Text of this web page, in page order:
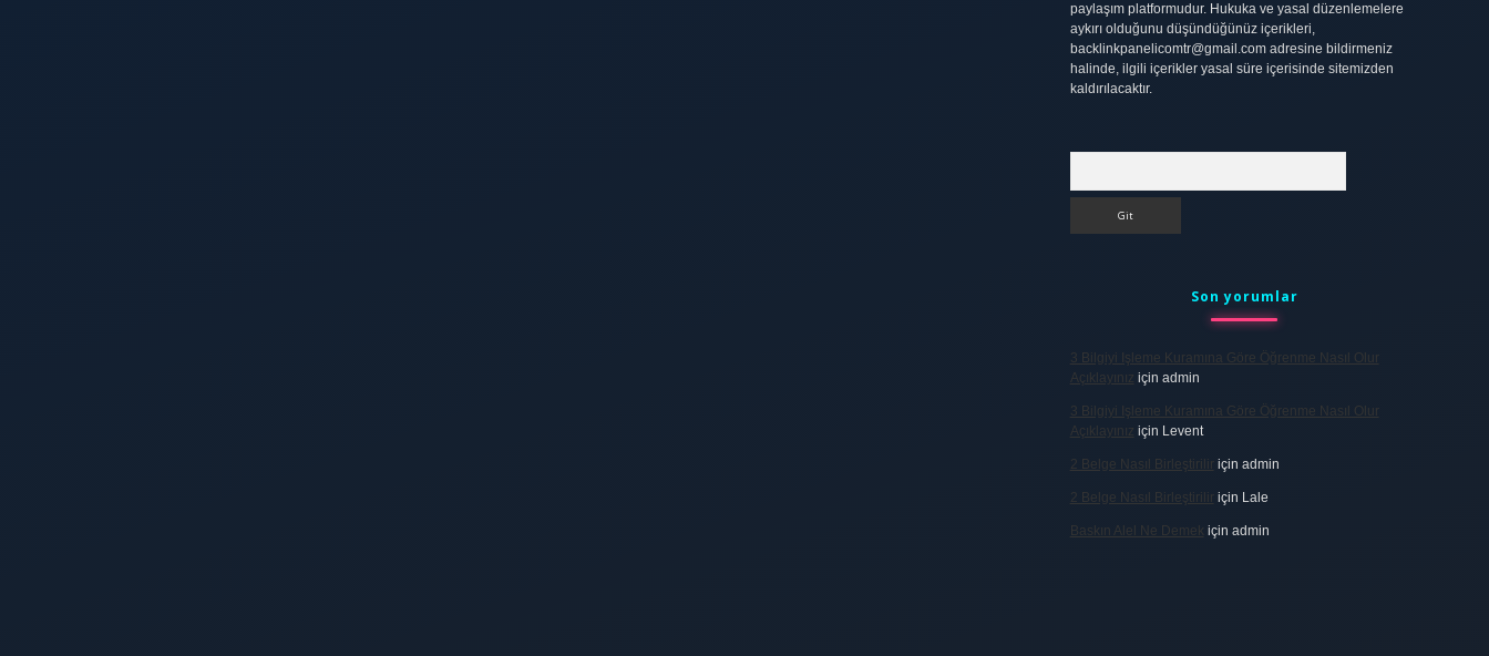
paylaşım platformudur. Hukuka ve yasal düzenlemelere
aykırı olduğunu düşündüğünüz içerikleri,
backlinkpanelicomtr@gmail.comadresine bildirmeniz
halinde, ilgili içerikler yasal süre içerisinde sitemizden
kaldırılacaktır.
Son yorumlar
3 Bilgiyi Işleme Kuramına Göre Öğrenme Nasıl Olur
Açıklayınız için admin
3 Bilgiyi Işleme Kuramına Göre Öğrenme Nasıl Olur
Açıklayınız için Levent
2 Belge Nasıl Birleştirilir için admin
2 Belge Nasıl Birleştirilir için Lale
Baskın Alel Ne Demek için admin